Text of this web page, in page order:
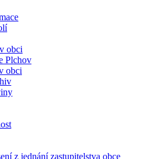
obci
Plchov
obci
z jednání zastupitelstva obce